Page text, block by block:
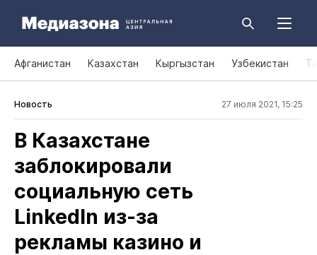
Афганистан Казахстан Кыргызстан Узбекистан
Новость 27 июля 2021, 15:25
В Казахстане
заблокировали
социальную сеть
LinkedIn из‑за
рекламы казино и